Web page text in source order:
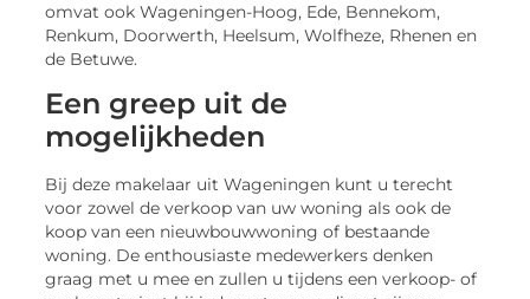
omvat ook Wageningen-Hoog, Ede, Bennekom,
Renkum, Doorwerth, Heelsum, Wolfheze, Rhenen en
de Betuwe.
Een greep uit de
mogelijkheden
Bij deze makelaar uit Wageningen kunt u terecht
voor zowel de verkoop van uw woning als ook de
koop van een nieuwbouwwoning of bestaande
woning. De enthousiaste medewerkers denken
graag met u mee en zullen u tijdens een verkoop- of